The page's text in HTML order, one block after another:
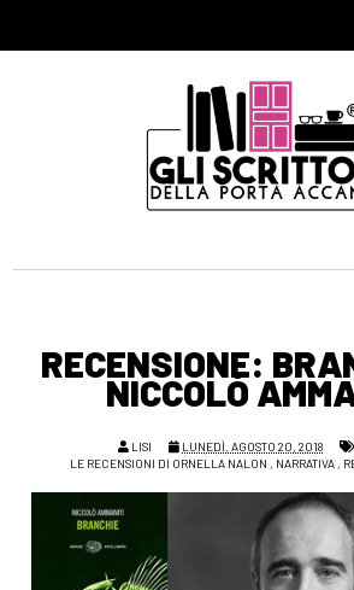
RECENSIONE:
NICCOLÒ
LISI LUNEDÌ, AGOSTO 20, 2018
LE RECENSIONI DI ORNELLA NALON , NARRATIVA ,